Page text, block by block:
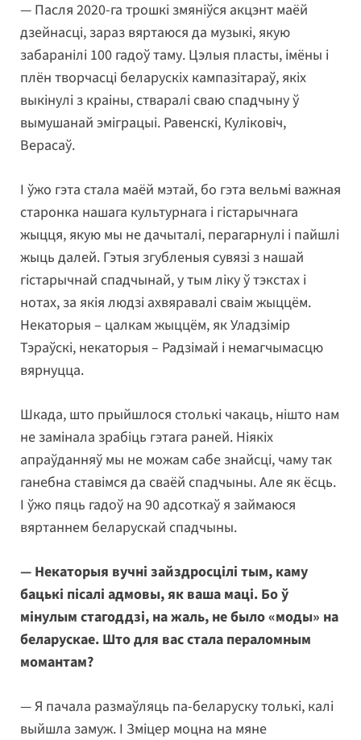
— Пасля 2020-га трошкі змяніўся акцэнт маёй
дзейнасці, зараз вяртаюся да музыкі, якую
забаранілі 100 гадоў таму. Цэлыя пласты, імёны і
плён творчасці беларускіх кампазітараў, якіх
выкінулі з краіны, стваралі сваю спадчыну ў
вымушанай эміграцыі. Равенскі, Куліковіч,
Верасаў.
І ўжо гэта стала маёй мэтай, бо гэта вельмі важная
старонка нашага культурнага і гістарычнага
жыцця, якую мы не дачыталі, перагарнулі і пайшлі
жыць далей. Гэтыя згубленыя сувязі з нашай
гістарычнай спадчынай, у тым ліку ў тэкстах і
нотах, за якія людзі ахвяравалі сваім жыццём.
Некаторыя – цалкам жыццём, як Уладзімір
Тэраўскі, некаторыя – Радзімай і немагчымасцю
вярнуцца.
Шкада, што прыйшлося столькі чакаць, нішто нам
не замінала зрабіць гэтага раней. Ніякіх
апраўданняў мы не можам сабе знайсці, чаму так
ганебна ставімся да сваёй спадчыны. Але як ёсць.
І ўжо пяць гадоў на 90 адсоткаў я займаюся
вяртаннем беларускай спадчыны.
— Некаторыя вучні зайздросцілі тым, каму
бацькі пісалі адмовы, як ваша маці. Бо ў
мінулым стагоддзі, на жаль, не было «моды» на
беларускае. Што для вас стала пераломным
момантам?
— Я пачала размаўляць па-беларуску толькі, калі
выйшла замуж. І Зміцер моцна на мяне